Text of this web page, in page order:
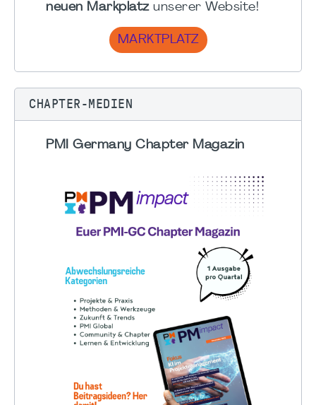
neuen Markplatzunserer Website!
MARKTPLATZ
CHAPTER-MEDIEN
PMI Germany Chapter Magazin